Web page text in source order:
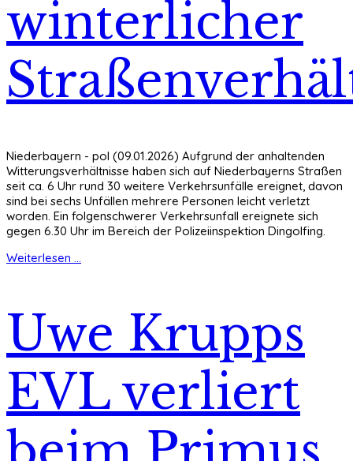
winterlicher
Niederbayern - pol (09.01.2026) Aufgrund der anhaltenden
Witterungsverhältnisse haben sich auf Niederbayerns Straßen
seit ca. 6 Uhr rund 30 weitere Verkehrsunfälle ereignet, davon
sind bei sechs Unfällen mehrere Personen leicht verletzt
worden. Ein folgenschwerer Verkehrsunfall ereignete sich
gegen 6.30 Uhr im Bereich der Polizeiinspektion Dingolfing.
Weiterlesen ...
Uwe Krupps
EVL verliert